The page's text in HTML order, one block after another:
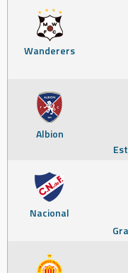
Wanderers
Albion
Nacional